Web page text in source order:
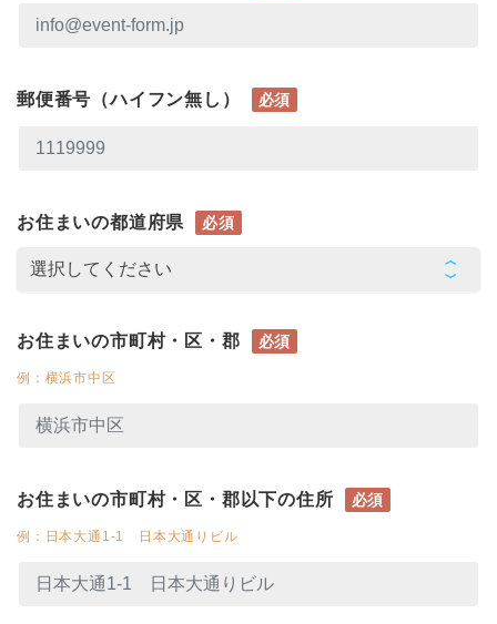
郵便番号（ハイフン無し） 必須
お住まいの都道府県 必須
お住まいの市町村・区・郡 必須
例：横浜市中区
お住まいの市町村・区・郡以下の住所 必須
例：日本大通1-1 日本大通りビル